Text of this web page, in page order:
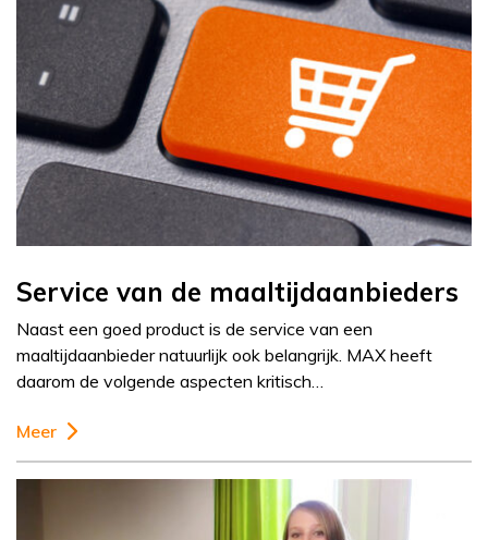
Service van de maaltijdaanbieders
Naast een goed product is de service van een
maaltijdaanbieder natuurlijk ook belangrijk. MAX heeft
daarom de volgende aspecten kritisch…
Meer